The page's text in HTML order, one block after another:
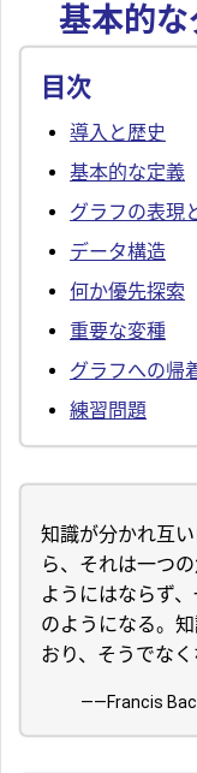
基本的
目次
導入と歴史
基本的な定義
グラフの表現
データ構造
何か優先探索
重要な変種
グラフへの帰
練習問題
知識が分かれ互
ら、それは一つ
ようにはならず
のようになる。
おり、そうでな
――Francis